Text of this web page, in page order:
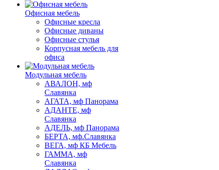
Офисная мебель
Офисные кресла
Офисные диваны
Офисные стулья
Корпусная мебель для
офиса
Модульная мебель
АВАЛОН, мф
Славянка
АГАТА, мф Панорама
АДАНТЕ, мф
Славянка
АДЕЛЬ, мф Панорама
БЕРТА, мф.Славянка
ВЕГА, мф КБ Мебель
ГАММА, мф
Славянка